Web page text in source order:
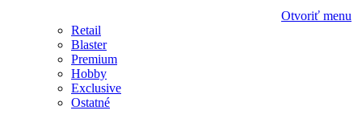
Otvoriť menu
Retail
Blaster
Premium
Hobby
Exclusive
Ostatné